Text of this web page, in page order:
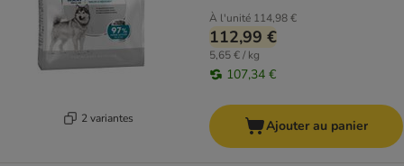
2 variantes
À l'unité 114,98 €
112,99 €
5,65 € / kg
107,34 €
Ajouter au panier